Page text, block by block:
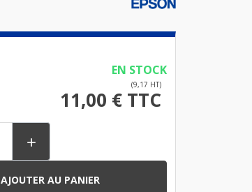
EN STOCK
(9,17 HT)
11,00 € TTC

AJOUTER AU PANIER